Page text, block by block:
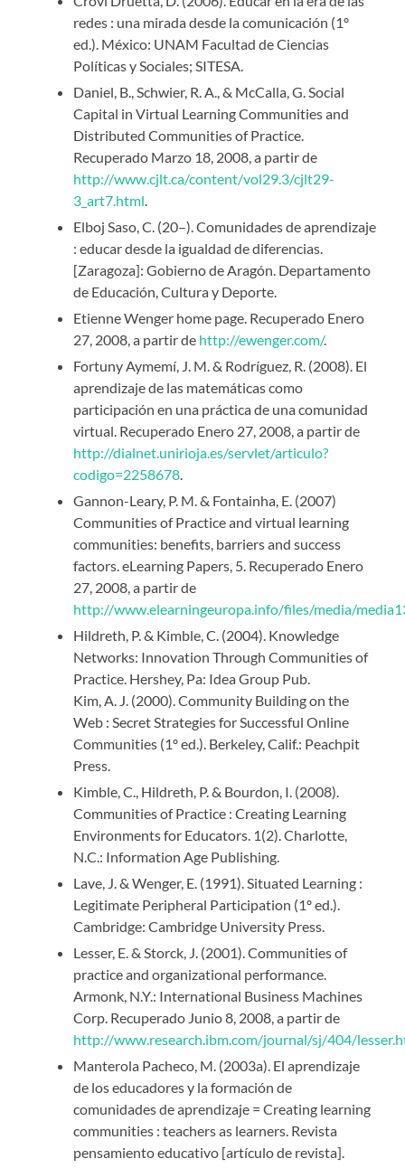
redes : una mirada desde la comunicación (1º
ed.). México: UNAM Facultad de Ciencias
Políticas y Sociales; SITESA.
Daniel, B., Schwier, R. A., & McCalla, G. Social
Capital in Virtual Learning Communities and
Distributed Communities of Practice.
Recuperado Marzo 18, 2008, a partir de
http://www.cjlt.ca/content/vol29.3/cjlt29-
3_art7.html
Elboj Saso, C. (20–). Comunidades de aprendizaje
: educar desde la igualdad de diferencias.
[Zaragoza]: Gobierno de Aragón. Departamento
de Educación, Cultura y Deporte.
Etienne Wenger home page. Recuperado Enero
27, 2008, a partir de http://ewenger.com/.
Fortuny Aymemí, J. M. & Rodríguez, R. (2008). El
aprendizaje de las matemáticas como
participación en una práctica de una comunidad
virtual. Recuperado Enero 27, 2008, a partir de
http://dialnet.unirioja.es/servlet/articulo?
codigo=2258678
Gannon-Leary, P. M. & Fontainha, E. (2007)
Communities of Practice and virtual learning
communities: benefits, barriers and success
factors. eLearning Papers, 5. Recuperado Enero
27, 2008, a partir de
http://www.elearningeuropa.info/files/media/
Hildreth, P. & Kimble, C. (2004). Knowledge
Networks: Innovation Through Communities of
Practice. Hershey, Pa: Idea Group Pub.
Kim, A. J. (2000). Community Building on the
Web : Secret Strategies for Successful Online
Communities (1º ed.). Berkeley, Calif.: Peachpit
Press.
Kimble, C., Hildreth, P. & Bourdon, I. (2008).
Communities of Practice : Creating Learning
Environments for Educators. 1(2). Charlotte,
N.C.: Information Age Publishing.
Lave, J. & Wenger, E. (1991). Situated Learning :
Legitimate Peripheral Participation (1º ed.).
Cambridge: Cambridge University Press.
Lesser, E. & Storck, J. (2001). Communities of
practice and organizational performance.
Armonk, N.Y.: International Business Machines
Corp. Recuperado Junio 8, 2008, a partir de
http://www.research.ibm.com/journal/sj/404/
Manterola Pacheco, M. (2003a). El aprendizaje
de los educadores y la formación de
comunidades de aprendizaje = Creating learning
communities : teachers as learners. Revista
pensamiento educativo [artículo de revista].